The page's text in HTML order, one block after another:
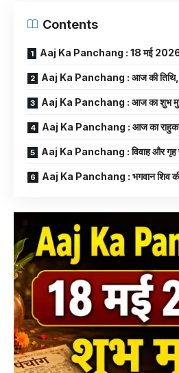
Contents
Aaj Ka Panchang : 18 मई 2026,
Aaj Ka Panchang : आज की तिथि,
Aaj Ka Panchang : आज का शुभ
Aaj Ka Panchang : आज का
Aaj Ka Panchang : विवाह और गृह
Aaj Ka Panchang : भगवान शिव की